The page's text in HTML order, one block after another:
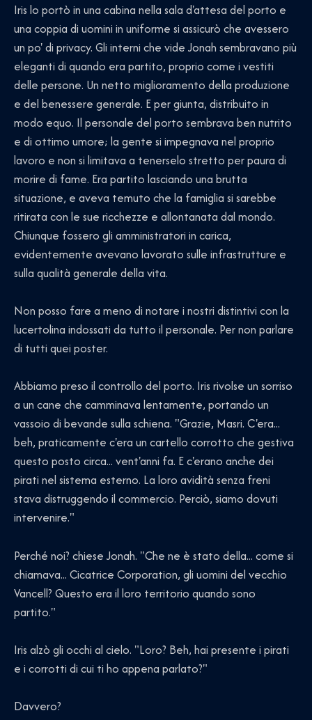
Iris lo portò in una cabina nella sala d'attesa del porto e
una coppia di uomini in uniforme si assicurò che avessero
un po' di privacy. Gli interni che vide Jonah sembravano più
eleganti di quando era partito, proprio come i vestiti
delle persone. Un netto miglioramento della produzione
e del benessere generale. E per giunta, distribuito in
modo equo. Il personale del porto sembrava ben nutrito
e di ottimo umore; la gente si impegnava nel proprio
lavoro e non si limitava a tenerselo stretto per paura di
morire di fame. Era partito lasciando una brutta
situazione, e aveva temuto che la famiglia si sarebbe
ritirata con le sue ricchezze e allontanata dal mondo.
Chiunque fossero gli amministratori in carica,
evidentemente avevano lavorato sulle infrastrutture e
sulla qualità generale della vita.
Non posso fare a meno di notare i nostri distintivi con la
lucertolina indossati da tutto il personale. Per non parlare
di tutti quei poster.
Abbiamo preso il controllo del porto. Iris rivolse un sorriso
a un cane che camminava lentamente, portando un
vassoio di bevande sulla schiena. "Grazie, Masri. C'era...
beh, praticamente c'era un cartello corrotto che gestiva
questo posto circa... vent'anni fa. E c'erano anche dei
pirati nel sistema esterno. La loro avidità senza freni
stava distruggendo il commercio. Perciò, siamo dovuti
intervenire."
Perché noi? chiese Jonah. "Che ne è stato della... come si
chiamava... Cicatrice Corporation, gli uomini del vecchio
Vancell? Questo era il loro territorio quando sono
partito."
Iris alzò gli occhi al cielo. "Loro? Beh, hai presente i pirati
e i corrotti di cui ti ho appena parlato?"
Davvero?